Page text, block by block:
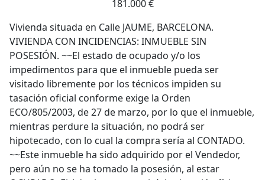
181.000 €
Vivienda situada en Calle JAUME, BARCELONA.
VIVIENDA CON INCIDENCIAS: INMUEBLE SIN
POSESIÓN. ~~El estado de ocupado y/o los
impedimentos para que el inmueble pueda ser
visitado libremente por los técnicos impiden su
tasación oficial conforme exige la Orden
ECO/805/2003, de 27 de marzo, por lo que el inmueble,
mientras perdure la situación, no podrá ser
hipotecado, con lo cual la compra sería al CONTADO.
~~Este inmueble ha sido adquirido por el Vendedor,
pero aún no se ha tomado la posesión, al estar